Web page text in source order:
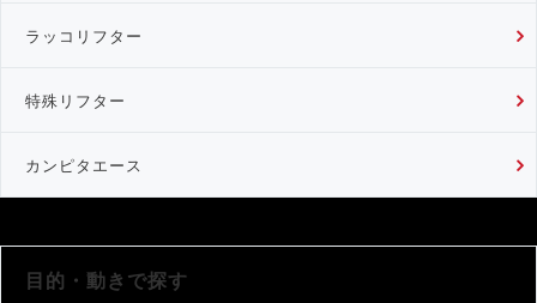
ラッコリフター
特殊リフター
カンピタエース
目的・動きで探す